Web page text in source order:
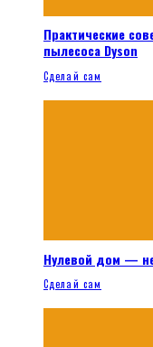
Практические
пылесоса Dyson
Сделай сам
Нулевой дом —
Сделай сам